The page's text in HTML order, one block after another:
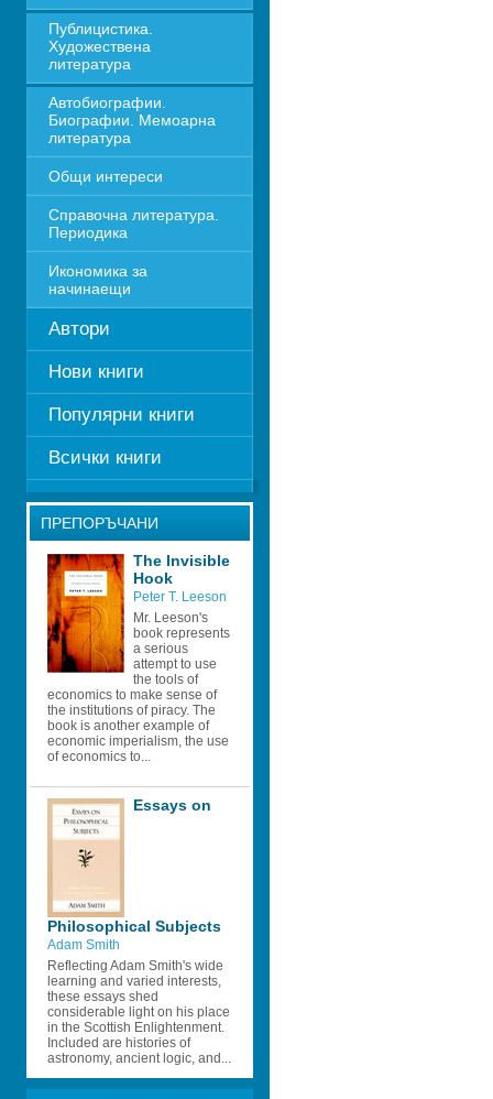
Публицистика.
Художествена
литература
Автобиографии.
Биографии. Мемоарна
литература
Общи интереси
Справочна литература.
Периодика
Икономика за
начинаещи
Автори
Нови книги
Популярни книги
Всички книги
ПРЕПОРЪЧАНИ
The Invisible
Hook
Peter T. Leeson
Mr. Leeson's
book represents
a serious
attempt to use
the tools of
economics to make sense of
the institutions of piracy. The
book is another example of
economic imperialism, the use
of economics to...
Essays on
Philosophical Subjects
Adam Smith
Reflecting Adam Smith's wide
learning and varied interests,
these essays shed
considerable light on his place
in the Scottish Enlightenment.
Included are histories of
astronomy, ancient logic, and...